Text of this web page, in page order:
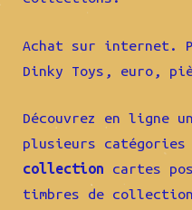
Achat sur internet.
Dinky Toys, euro,
Découvrez en ligne
plusieurs
collection cartes
timbres de